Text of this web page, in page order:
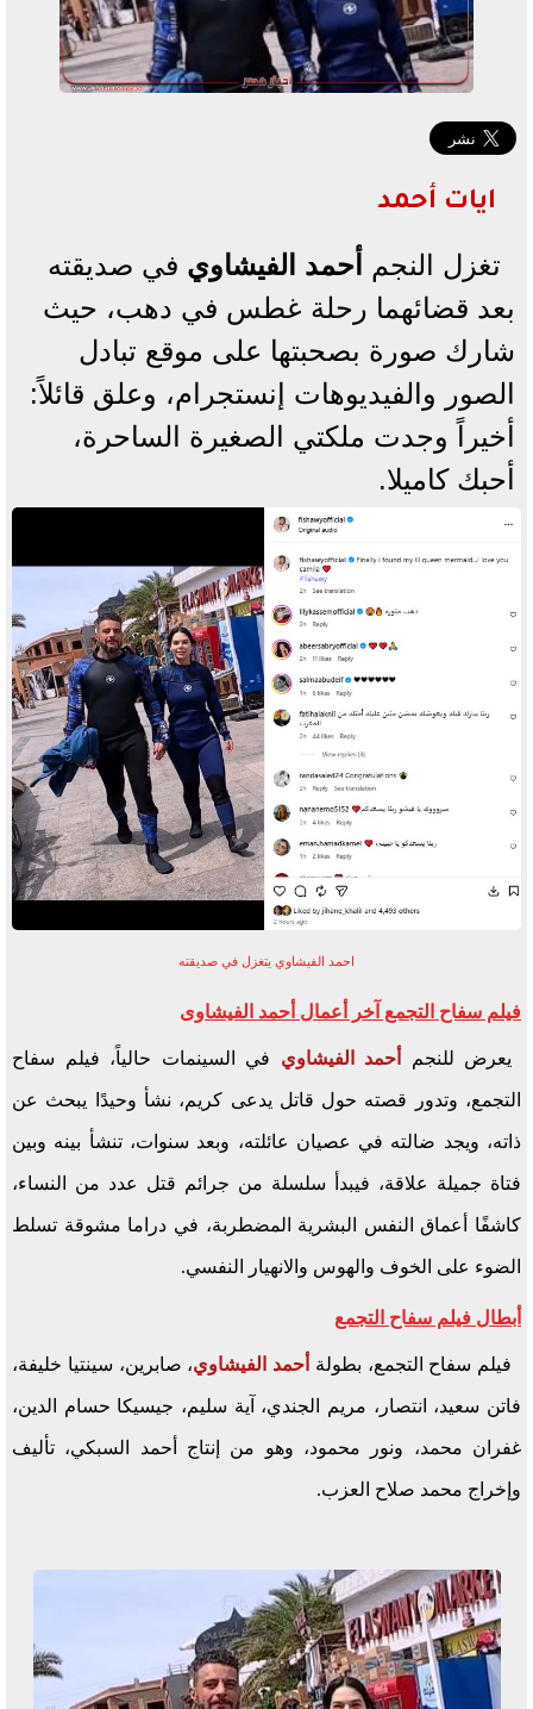
ايات أحمد
تغزل النجم أحمد الفيشاوي في صديقته
بعد قضائهما رحلة غطس في دهب، حيث
شارك صورة بصحبتها على موقع تبادل
الصور والفيديوهات إنستجرام، وعلق قائلاً:
أخيراً وجدت ملكتي الصغيرة الساحرة،
أحبك كاميلا.
احمد الفيشاوي يتغزل في صديقته
فيلم سفاح التجمع آخر أعمال أحمد الفيشاوى
يعرض للنجم أحمد الفيشاوي في السينمات حالياً، فيلم سفاح
التجمع، وتدور قصته حول قاتل يدعى كريم، نشأ وحيدًا يبحث عن
ذاته، ويجد ضالته في عصيان عائلته، وبعد سنوات، تنشأ بينه وبين
فتاة جميلة علاقة، فيبدأ سلسلة من جرائم قتل عدد من النساء،
كاشفًا أعماق النفس البشرية المضطربة، في دراما مشوقة تسلط
الضوء على الخوف والهوس والانهيار النفسي.
أبطال فيلم سفاح التجمع
فيلم سفاح التجمع، بطولة أحمد الفيشاوي، صابرين، سينتيا خليفة،
فاتن سعيد، انتصار، مريم الجندي، آية سليم، جيسيكا حسام الدين،
غفران محمد، ونور محمود، وهو من إنتاج أحمد السبكي، تأليف
وإخراج محمد صلاح العزب.